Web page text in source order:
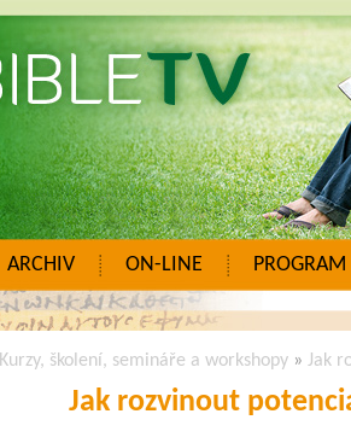
ARCHIV ON-LINE PROGRAM
Kurzy, školení, semináře a workshopy »Jak
Jak rozvinout